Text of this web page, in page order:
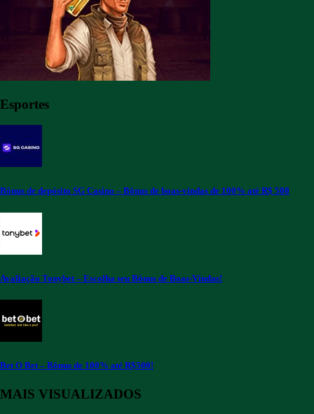
Esportes
Bônus de depósito SG Casino – Bônus de boas-vindas de 100% até R$ 500
Avaliação Tonybet – Escolha seu Bônus de Boas-Vindas!
Bet O Bet – Bônus de 100% até R$500!
MAIS VISUALIZADOS